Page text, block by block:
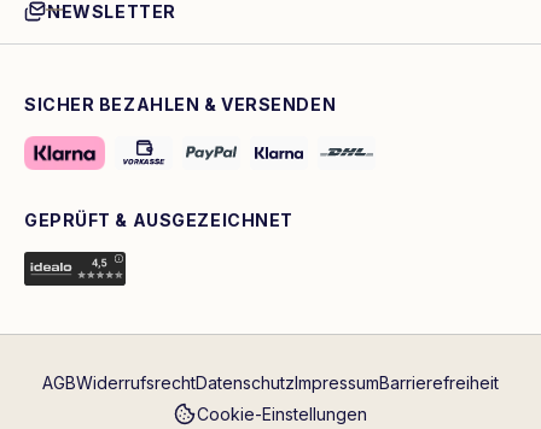
NEWSLETTER
SICHER BEZAHLEN & VERSENDEN
GEPRÜFT & AUSGEZEICHNET
AGBWiderrufsrechtDatenschutzImpressumBarrierefreiheit
Cookie-Einstellungen